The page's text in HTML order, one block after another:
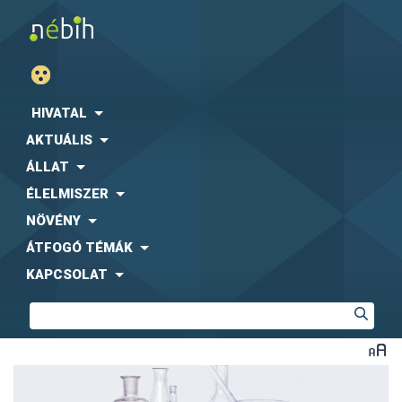
HIVATAL
AKTUÁLIS
ÁLLAT
ÉLELMISZER
NÖVÉNY
ÁTFOGÓ TÉMÁK
KAPCSOLAT